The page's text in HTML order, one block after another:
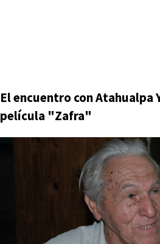
El encuentro con Atahualpa
película "Zafra"